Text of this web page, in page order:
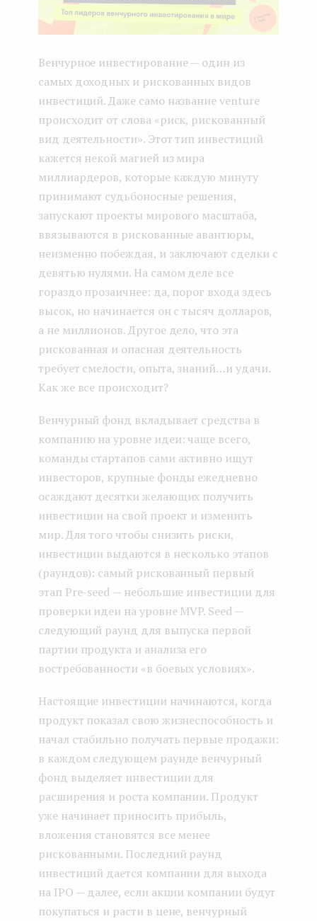
Венчурное инвестирование — один из
самых доходных и рискованных видов
инвестиций. Даже само название venture
происходит от слова «риск, рискованный
вид деятельности». Этот тип инвестиций
кажется некой магией из мира
миллиардеров, которые каждую минуту
принимают судьбоносные решения,
запускают проекты мирового масштаба,
ввязываются в рискованные авантюры,
неизменно побеждая, и заключают сделки с
девятью нулями. На самом деле все
гораздо прозаичнее: да, порог входа здесь
высок, но начинается он с тысяч долларов,
а не миллионов. Другое дело, что эта
рискованная и опасная деятельность
требует смелости, опыта, знаний…и удачи.
Как же все происходит?
Венчурный фонд вкладывает средства в
компанию на уровне идеи: чаще всего,
команды стартапов сами активно ищут
инвесторов, крупные фонды ежедневно
осаждают десятки желающих получить
инвестиции на свой проект и изменить
мир. Для того чтобы снизить риски,
инвестиции выдаются в несколько этапов
(раундов): самый рискованный первый
этап Pre-seed — небольшие инвестиции для
проверки идеи на уровне MVP. Seed —
следующий раунд для выпуска первой
партии продукта и анализа его
востребованности «в боевых условиях».
Настоящие инвестиции начинаются, когда
продукт показал свою жизнеспособность и
начал стабильно получать первые продажи:
в каждом следующем раунде венчурный
фонд выделяет инвестиции для
расширения и роста компании. Продукт
уже начинает приносить прибыль,
вложения становятся все менее
рискованными. Последний раунд
инвестиций дается компании для выхода
на IPO — далее, если акции компании будут
покупаться и расти в цене, венчурный